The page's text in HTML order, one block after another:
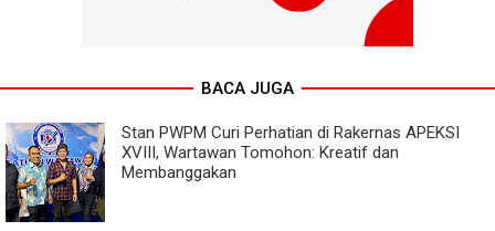
BACA JUGA
Stan PWPM Curi Perhatian di Rakernas APEKSI
XVIII, Wartawan Tomohon: Kreatif dan
Membanggakan